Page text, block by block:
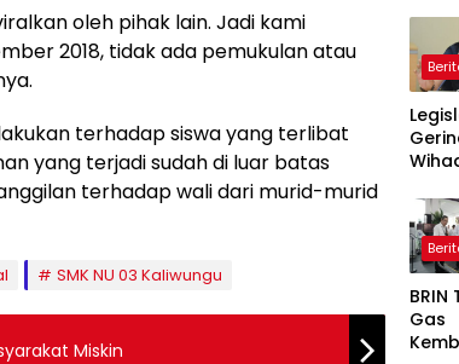
oleh pihak lain. Jadi kami
2018, tidak ada pemukulan atau
terhadap siswa yang terlibat
yang terjadi sudah di luar batas
terhadap wali dari murid-murid
SMK NU 03 Kaliwungu
Miskin
agar
Gas